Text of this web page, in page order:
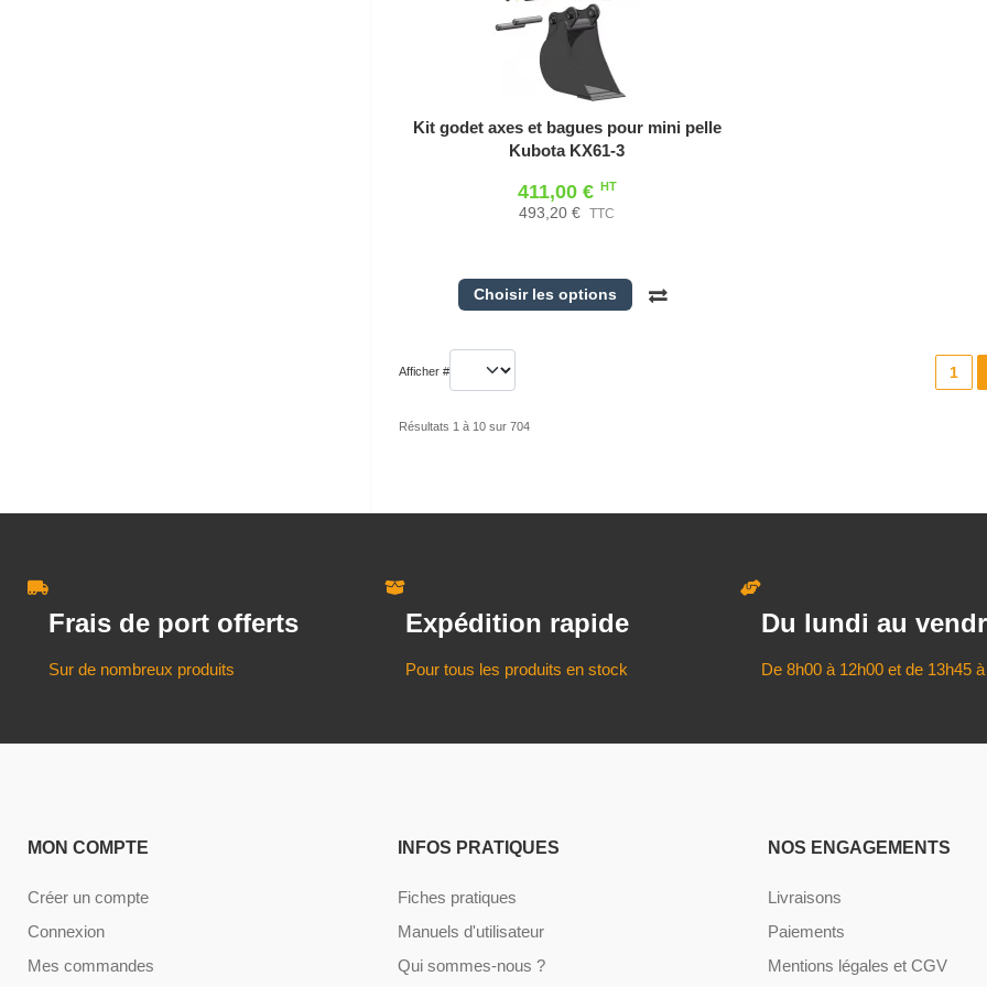
Kit godet axes et bagues pour mini pelle
Kubota KX61-3
411,00 € HT
493,20 € TTC
Choisir les options
Afficher # 1
Résultats 1 à 10 sur 704
Frais de port offerts
Sur de nombreux produits
Expédition rapide
Pour tous les produits en stock
Du lundi au
De 8h00 à 12h00 et de 13h45
MON COMPTE
Créer un compte
Connexion
Mes commandes
INFOS PRATIQUES
Fiches pratiques
Manuels d'utilisateur
Qui sommes-nous ?
NOS ENGAGEMENTS
Livraisons
Paiements
Mentions légales et CGV